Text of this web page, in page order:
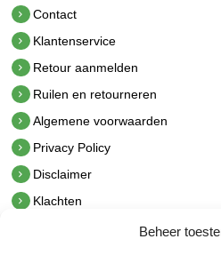
Beheer
Contact
Klantenservice
Retour aanmelden
Ruilen en retourneren
Algemene voorwaarden
Privacy Policy
Disclaimer
Klachten